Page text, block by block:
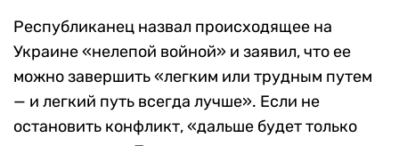
Республиканец назвал происходящее на
Украине «нелепой войной» и заявил, что ее
можно завершить «легким или трудным путем
— и легкий путь всегда лучше». Если не
остановить конфликт, «дальше будет только